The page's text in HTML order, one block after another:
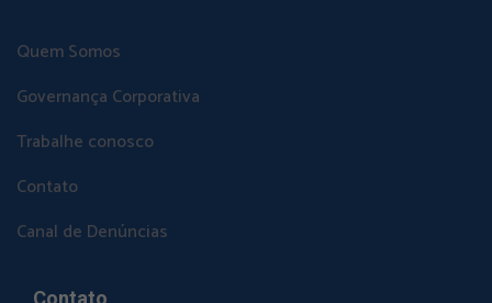
Quem Somos
Governança Corporativa
Trabalhe conosco
Contato
Canal de Denúncias
Contato